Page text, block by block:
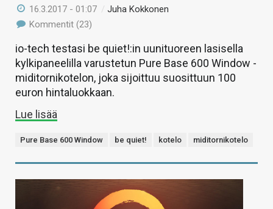
16.3.2017 - 01:07 /Juha Kokkonen
Kommentit (23)
io-tech testasi be quiet!:in uunituoreen lasisella
kylkipaneelilla varustetun Pure Base 600 Window -
miditornikotelon, joka sijoittuu suosittuun 100
euron hintaluokkaan.
Lue lisää
Pure Base 600 Window be quiet! kotelo miditornikotelo